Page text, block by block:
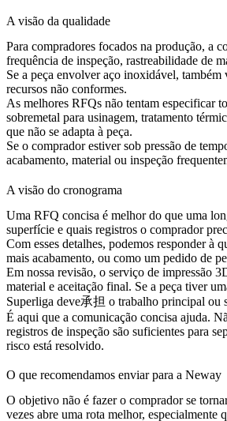
A visão da qualidade
Para compradores focados na produção, a
frequência de inspeção, rastreabilidade de
Se a peça envolveraço inoxidável, também
recursos não conformes.
As melhores RFQs não tentam especificar
sobremetal para usinagem, tratamento
que não se adapta à peça.
Se o comprador estiver sob pressão de
acabamento, material ou inspeção
A visão do cronograma
Uma RFQ concisa é melhor do que uma
superfície e quais registros o comprador
Com esses detalhes, podemos responder
mais acabamento, ou como um pedido de
Em nossa revisão, o serviço de impressão
material e aceitação final. Se a peça tiver
Superliga deve承担 o trabalho principal ou
É aqui que a comunicação concisa ajuda.
registros de inspeção são suficientes para
risco está resolvido.
O que recomendamos enviar para a Neway
O objetivo não é fazer o comprador se
vezes abre uma rota melhor,